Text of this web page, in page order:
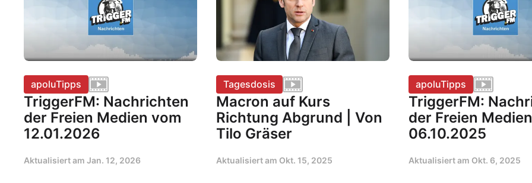
apoluTipps
TriggerFM: Nachrichten
der Freien Medien vom
12.01.2026
Aktualisiert am Jan. 12, 2026
Tagesdosis
Macron auf Kurs
Richtung Abgrund | Von
Tilo Gräser
Aktualisiert am Okt. 15, 2025
apoluTipps
TriggerFM:
der Freien
06.10.2025
Aktualisiert am Okt. 6, 2025